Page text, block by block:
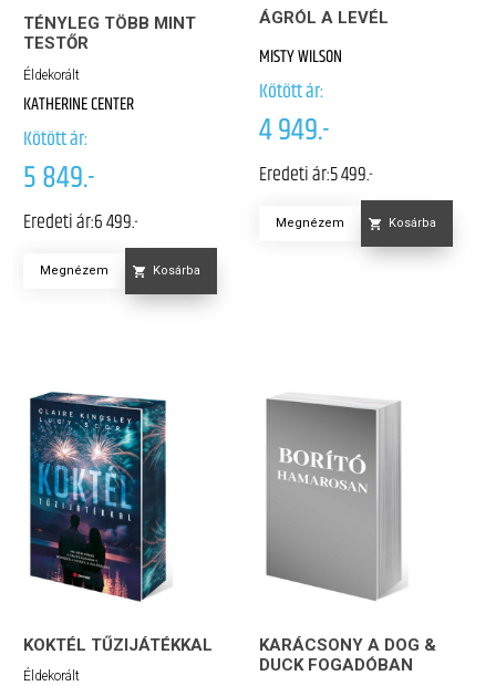
TÉNYLEG TÖBB MINT
TESTŐR
Éldekorált
KATHERINE CENTER
Kötött ár:
5 849.-
Eredeti ár:6 499.-
Megnézem Kosárba
ÁGRÓL A LEVÉL
MISTY WILSON
Kötött ár:
4 949.-
Eredeti ár:5 499.-
Megnézem Kosárba
KOKTÉL TŰZIJÁTÉKKAL
Éldekorált
KARÁCSONY A DOG &
DUCK FOGADÓBAN